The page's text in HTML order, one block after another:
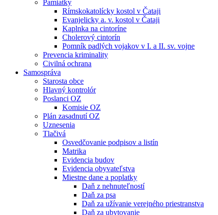
Pamiatky
Rímskokatolícky kostol v Čataji
Evanjelicky a. v. kostol v Čataji
Kaplnka na cintoríne
Cholerový cintorín
Pomník padlých vojakov v I. a II. sv. vojne
Prevencia kriminality
Civilná ochrana
Samospráva
Starosta obce
Hlavný kontrolór
Poslanci OZ
Komisie OZ
Plán zasadnutí OZ
Uznesenia
Tlačivá
Osvedčovanie podpisov a listín
Matrika
Evidencia budov
Evidencia obyvateľstva
Miestne dane a poplatky
Daň z nehnuteľností
Daň za psa
Daň za užívanie verejného priestranstva
Daň za ubytovanie